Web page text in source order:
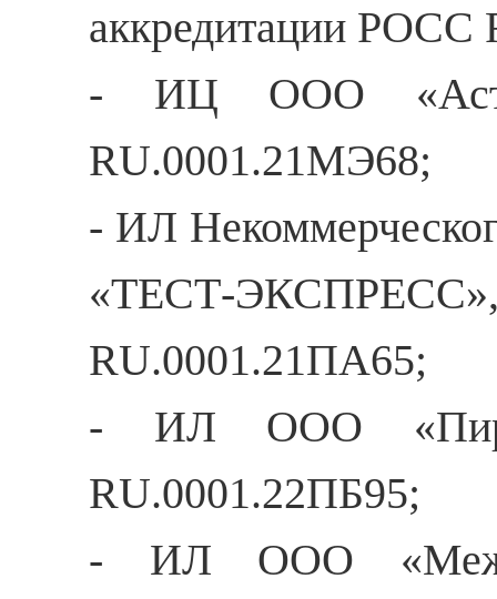
аккредитации РОСС
- ИЦ ООО
RU.0001.21МЭ68;
- ИЛ
«ТЕСТ-
RU.0001.21ПА65;
- ИЛ ООО
RU.0001.22ПБ95;
- ИЛ ООО